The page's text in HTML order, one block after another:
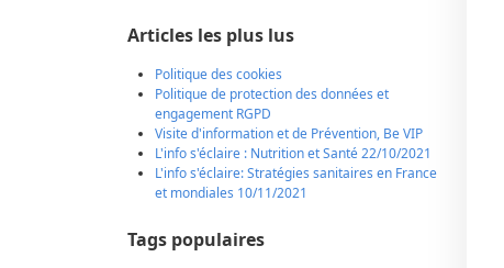
Articles les plus lus
Politique des cookies
Politique de protection des données et
engagement RGPD
Visite d'information et de Prévention, Be VIP
L'info s'éclaire : Nutrition et Santé 22/10/2021
L'info s'éclaire: Stratégies sanitaires en France
et mondiales 10/11/2021
Tags populaires